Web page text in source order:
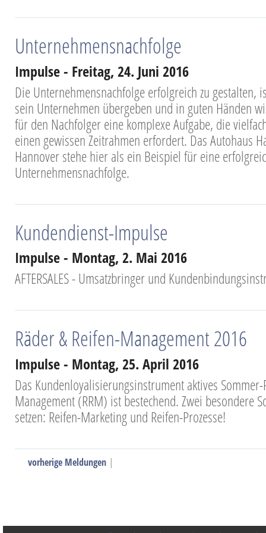
Unternehmensnachfolge
Impulse - Freitag, 24. Juni 2016
Die Unternehmensnachfolge erfolgreich zu gestalten,
sein Unternehmen übergeben und in guten Händen
für den Nachfolger eine komplexe Aufgabe, die
einen gewissen Zeitrahmen erfordert. Das Autohaus
Hannover stehe hier als ein Beispiel für eine
Unternehmensnachfolge.
Kundendienst-Impulse
Impulse - Montag, 2. Mai 2016
AFTERSALES - Umsatzbringer und
Räder & Reifen-Management 2016
Impulse - Montag, 25. April 2016
Das Kundenloyalisierungsinstrument aktives
Management (RRM) ist bestechend. Zwei besondere
setzen: Reifen-Marketing und Reifen-Prozesse!
vorherige Meldungen |